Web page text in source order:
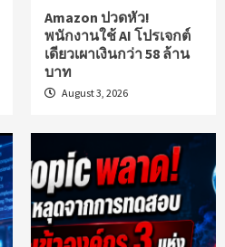
Amazon ปวดหัว!
พนักงานใช้ AI โปรเจกต์
เดียวเผาเงินกว่า 58 ล้าน
บาท
August 3, 2026